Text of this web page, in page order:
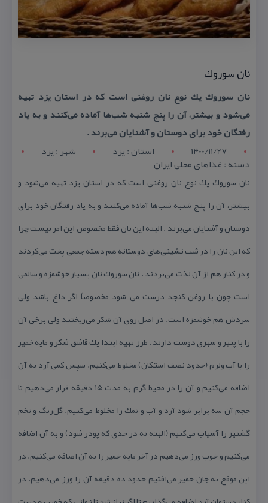
نان سوروك
نان سوروك یك نوع نان روغنی است كه در استان یزد تهیه
می‌شود و بیشتر، آن را پنج شنبه شب‌ها آماده می‌كنند و به یاد
رفتگان خود برای دوستان و آشنایان می‌برند .
1400/11/27
استان : يزد شهر : يزد
دسته : غذاهای محلی ایران
نان سوروك یك نوع نان روغنی است كه در استان یزد تهیه می‌شود و
بیشتر، آن را پنج شنبه شب‌ها آماده می‌كنند و به یاد رفتگان خود برای
دوستان و آشنایان می‌برند . البته این نان فقط مخصوص این امر نیست چرا
كه این نان را در شب نشینی‌های دوستانه هم دسته جمعی پخت می‌كردند
و در كنار هم از آن لذت می‌بردند . نان سوروك نان بسیار خوشمزه و سالمی
است چون با روغن كنجد درست می شود مخصوصاً اگر داغ باشد ولی
سردش هم خوشمزه است. در اصل روی آن شكر می‌ریختند ولی برخی آن
را با پنیر و سبزی دوست دارند . طرز تهیه ابتدا یك قاشق شكر و مایه خمیر
را با آب ولرم (حدود نصف استكان) مخلوط می‌كنیم. سپس كمی آرد به آن
اضافه می‌كنیم و آن را در محیط گرم به مدت ۱۵ دقیقه قرار می‌دهیم تا
حجم آن سه برابر شود آرد و آب و نمك را مخلوط می‌كنیم. گل‌رنگ و تخم
گشنیز را آسیاب می‌كنیم (البته نه در حدی كه پودر شود) و به آن اضافه
می‌كنیم و خوب ورز می‌دهیم در آخر مایه خمیر را به آن اضافه می‌كنیم. در
این موقع به جان خمیر می‌افتیم حدود ده دقیقه آن را ورز می‌دهیم. در